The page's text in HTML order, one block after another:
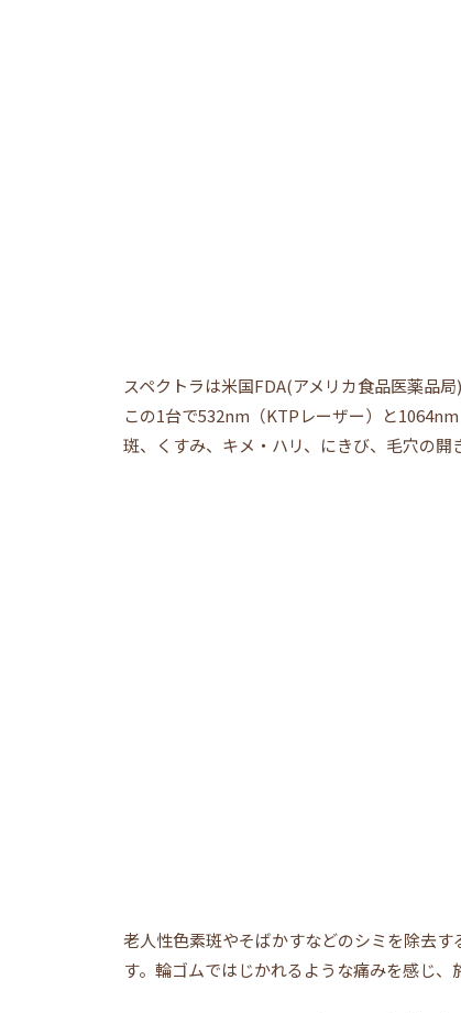
スペクトラは米国FDA(アメリカ食品医薬品
この1台で532nm（KTPレーザー）と
斑、くすみ、キメ・ハリ、にきび、毛穴の開
老人性色素斑やそばかすなどのシミを除去
す。輪ゴムではじかれるような痛みを感じ、